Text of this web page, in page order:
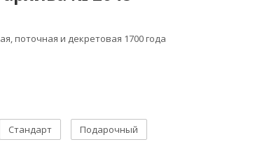
поточная и декретовая 1700 года
Стандарт Подарочный